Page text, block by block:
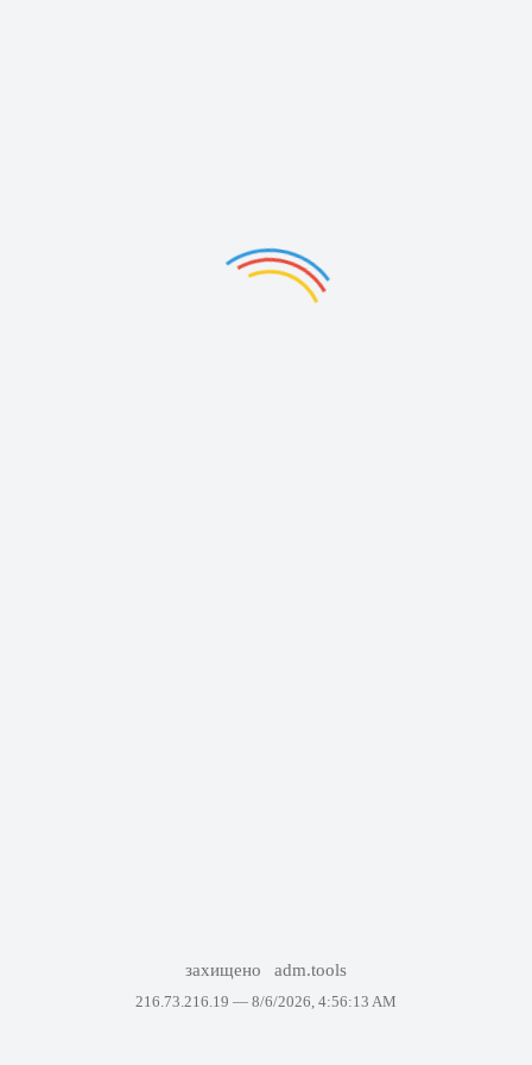
захищено adm.tools
216.73.216.19 — 8/6/2026, 4:56:13 AM